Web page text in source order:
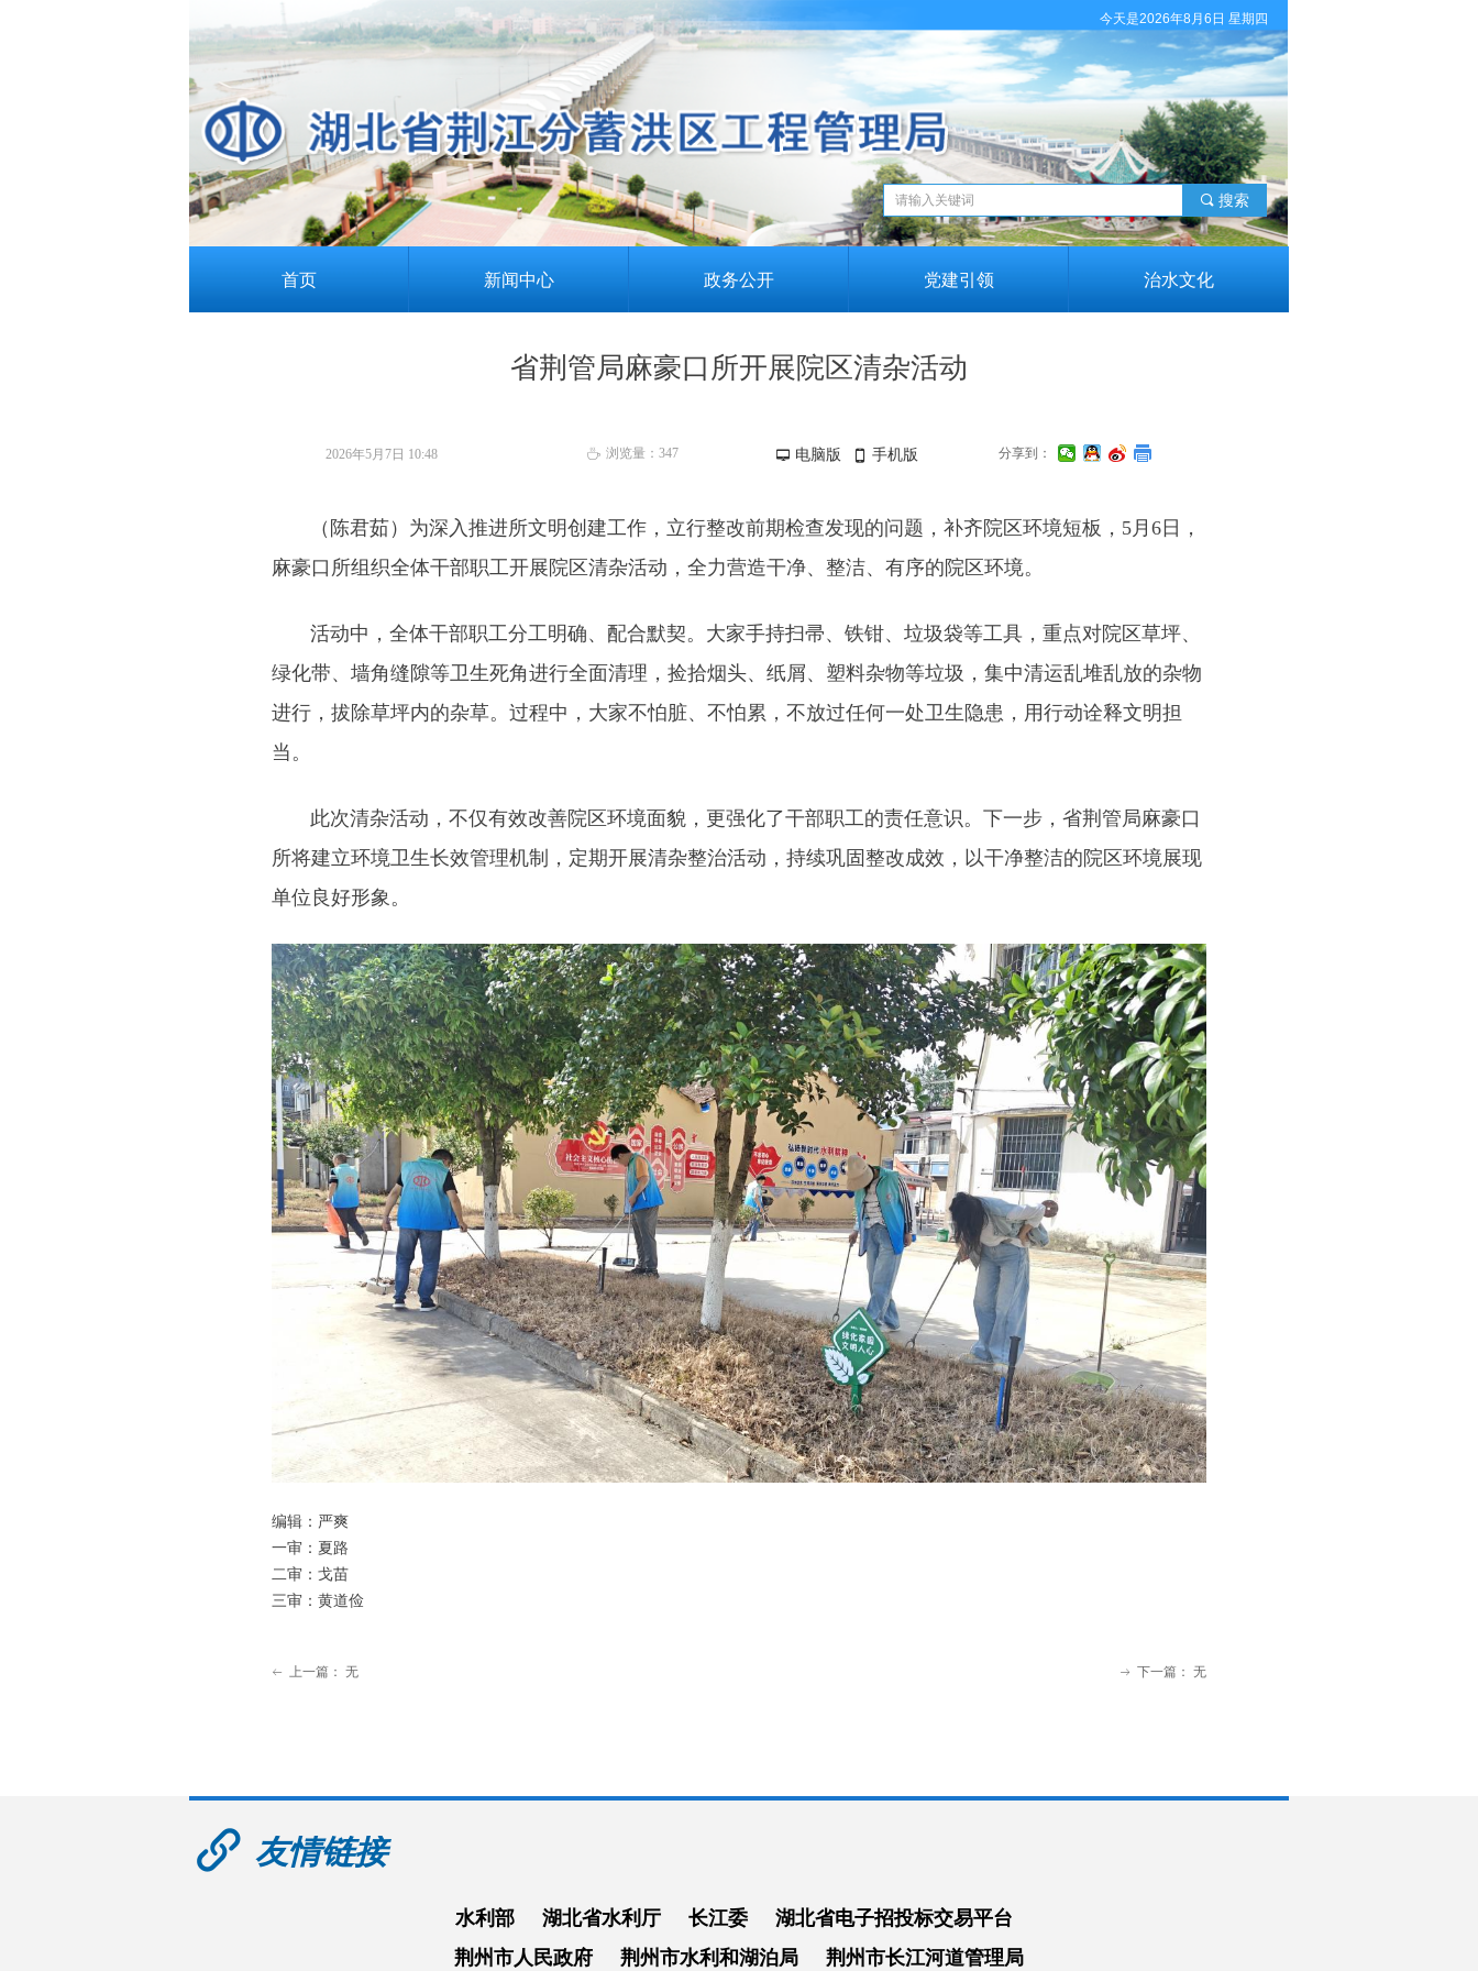
首页 新闻中心 政务公开 党建引领 治水文化
끠 搜索
今天是2026年8月6日 星期四
省荆管局麻豪口所开展院区清杂活动
（陈君茹）为深入推进所文明创建工作，立行整改前期检查发现的问题，补齐院区环境短板，5月6日，
麻豪口所组织全体干部职工开展院区清杂活动，全力营造干净、整洁、有序的院区环境。
活动中，全体干部职工分工明确、配合默契。大家手持扫帚、铁钳、垃圾袋等工具，重点对院区草坪、
绿化带、墙角缝隙等卫生死角进行全面清理，捡拾烟头、纸屑、塑料杂物等垃圾，集中清运乱堆乱放的杂物
进行，拔除草坪内的杂草。过程中，大家不怕脏、不怕累，不放过任何一处卫生隐患，用行动诠释文明担
当。
此次清杂活动，不仅有效改善院区环境面貌，更强化了干部职工的责任意识。下一步，省荆管局麻豪口
所将建立环境卫生长效管理机制，定期开展清杂整治活动，持续巩固整改成效，以干净整洁的院区环境展现
单位良好形象。
编辑：严爽
一审：夏路
二审：戈苗
三审：黄道俭
2026年5月7日 10:48 ꄘ 浏览量： 347
ꂃ 上一篇： 无 ꁹ 下一篇： 无
分享到：
넡 电脑版 넓 手机版
友情链接
水利部 湖北省水利厅 长江委
湖北省电子招投标交易平台
荆州市人民政府
荆州市水利和湖泊局 荆州市长江河道管理局